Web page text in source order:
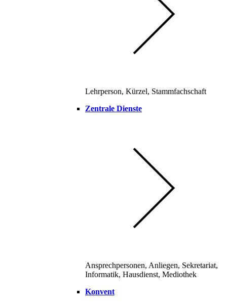
Lehrperson, Kürzel, Stammfachschaft
Zentrale Dienste
Ansprechpersonen, Anliegen, Sekretariat,
Informatik, Hausdienst, Mediothek
Konvent